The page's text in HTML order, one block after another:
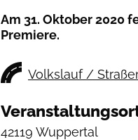
Am 31. Oktober 2020
Premiere.
Volkslauf /
42119 Wuppertal